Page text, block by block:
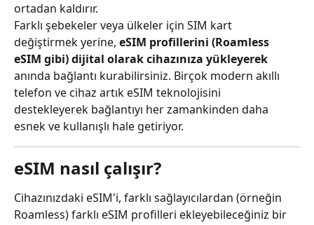
ortadan kaldırır.
Farklı şebekeler veya ülkeler için SIM kart
değiştirmek yerine, eSIM profillerini (Roamless
eSIM gibi) dijital olarak cihazınıza yükleyerek
anında bağlantı kurabilirsiniz. Birçok modern akıllı
telefon ve cihaz artık eSIM teknolojisini
destekleyerek bağlantıyı her zamankinden daha
esnek ve kullanışlı hale getiriyor.
eSIM nasıl çalışır?
Cihazınızdaki eSIM'i, farklı sağlayıcılardan (örneğin
Roamless) farklı eSIM profilleri ekleyebileceğiniz bir